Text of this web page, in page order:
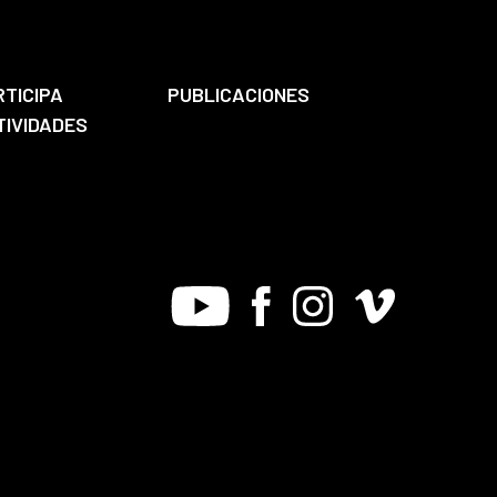
PUBLICACIONES
Youtube FacebookInstagram
Vimeo